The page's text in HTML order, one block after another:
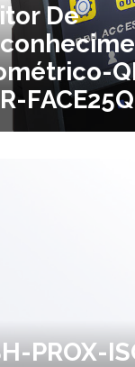
De
FACE25Q
PROX-